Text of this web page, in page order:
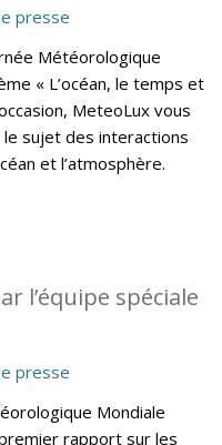
presse
Météorologique
« L’océan, le temps et
MeteoLux vous
sujet des interactions
et l’atmosphère.
l’équipe spéciale
presse
Mondiale
rapport sur les